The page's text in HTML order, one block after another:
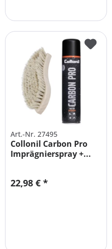
Art.-Nr. 27495
Collonil Carbon Pro
Imprägnierspray +...
22,98 € *